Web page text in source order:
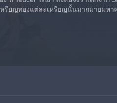
รียญทองแต่ละเหรียญนั้นมากมายมหา